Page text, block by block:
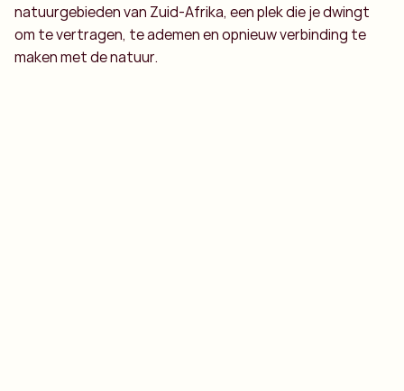
natuurgebieden van Zuid-Afrika, een plek die je dwingt
om te vertragen, te ademen en opnieuw verbinding te
maken met de natuur.